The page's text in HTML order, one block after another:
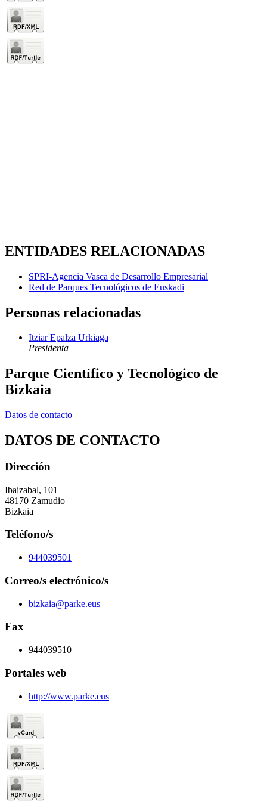
ENTIDADES RELACIONADAS
SPRI-Agencia Vasca de Desarrollo Empresarial
Red de Parques Tecnológicos de Euskadi
Personas relacionadas
Itziar Epalza Urkiaga
Presidenta
Parque Científico y Tecnológico de
Bizkaia
Datos de contacto
DATOS DE CONTACTO
Dirección
Ibaizabal, 101
48170 Zamudio
Bizkaia
Teléfono/s
944039501
Correo/s electrónico/s
bizkaia@parke.eus
Fax
944039510
Portales web
http://www.parke.eus